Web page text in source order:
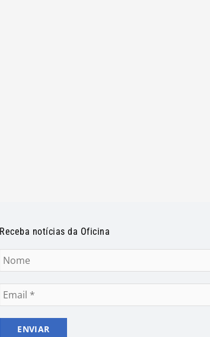
Receba notícias da Oficina